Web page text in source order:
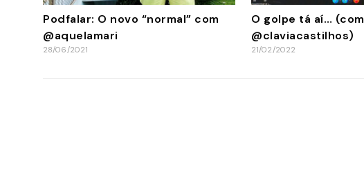
Podfalar: O novo “normal” com
@aquelamari
28/06/2021
O golpe tá aí… (com
@claviacastilhos)
21/02/2022